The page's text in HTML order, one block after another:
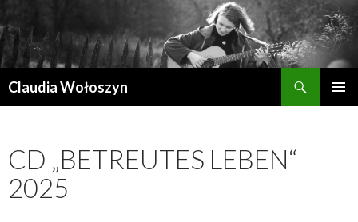
Claudia Wołoszyn
CD „BETREUTES LEBEN“
2025